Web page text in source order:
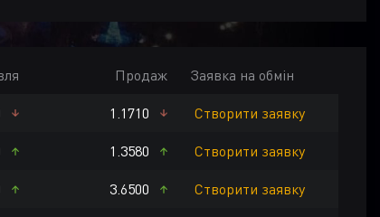
CZK AED HKD USD
Продаж Заявка на обмін
1.1710 Створити заявку
1.3580 Створити заявку
3.6500 Створити заявку